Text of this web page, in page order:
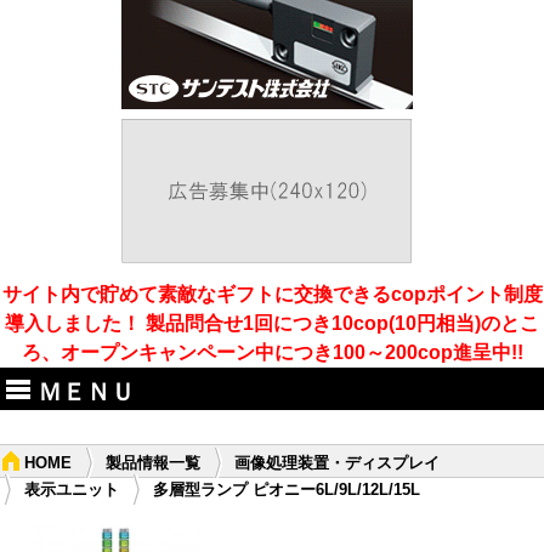
サイト内で貯めて素敵なギフトに交換できるcopポイント制度
導入しました！ 製品問合せ1回につき10cop(10円相当)のとこ
ろ、オープンキャンペーン中につき100～200cop進呈中!!
ＭＥＮＵ
HOME 製品情報一覧
画像処理装置・ディスプレイ
表示ユニット
多層型ランプ ピオニー6L/9L/12L/15L